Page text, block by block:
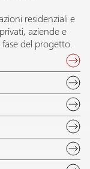
residenziali e
aziende e
del progetto.